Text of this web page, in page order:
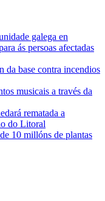
galega en
ás persoas afectadas
da base contra incendios
musicais a través da
rematada a
do Litoral
10 millóns de plantas